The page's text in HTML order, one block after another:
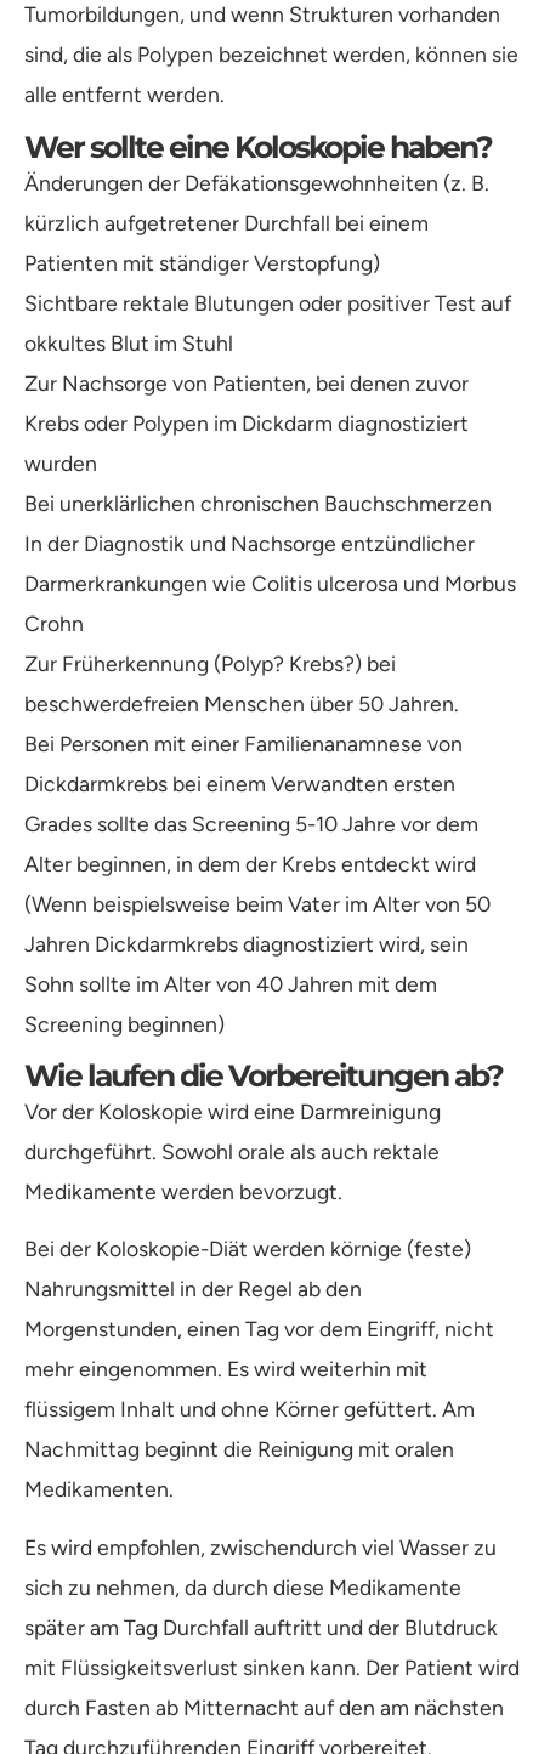
Tumorbildungen, und wenn Strukturen vorhanden
sind, die als Polypen bezeichnet werden, können sie
alle entfernt werden.
Wer sollte eine Koloskopie haben?
Änderungen der Defäkationsgewohnheiten (z. B.
kürzlich aufgetretener Durchfall bei einem
Patienten mit ständiger Verstopfung)
Sichtbare rektale Blutungen oder positiver Test auf
okkultes Blut im Stuhl
Zur Nachsorge von Patienten, bei denen zuvor
Krebs oder Polypen im Dickdarm diagnostiziert
wurden
Bei unerklärlichen chronischen Bauchschmerzen
In der Diagnostik und Nachsorge entzündlicher
Darmerkrankungen wie Colitis ulcerosa und Morbus
Crohn
Zur Früherkennung (Polyp? Krebs?) bei
beschwerdefreien Menschen über 50 Jahren.
Bei Personen mit einer Familienanamnese von
Dickdarmkrebs bei einem Verwandten ersten
Grades sollte das Screening 5-10 Jahre vor dem
Alter beginnen, in dem der Krebs entdeckt wird
(Wenn beispielsweise beim Vater im Alter von 50
Jahren Dickdarmkrebs diagnostiziert wird, sein
Sohn sollte im Alter von 40 Jahren mit dem
Screening beginnen)
Wie laufen die Vorbereitungen ab?
Vor der Koloskopie wird eine Darmreinigung
durchgeführt. Sowohl orale als auch rektale
Medikamente werden bevorzugt.
Bei der Koloskopie-Diät werden körnige (feste)
Nahrungsmittel in der Regel ab den
Morgenstunden, einen Tag vor dem Eingriff, nicht
mehr eingenommen. Es wird weiterhin mit
flüssigem Inhalt und ohne Körner gefüttert. Am
Nachmittag beginnt die Reinigung mit oralen
Medikamenten.
Es wird empfohlen, zwischendurch viel Wasser zu
sich zu nehmen, da durch diese Medikamente
später am Tag Durchfall auftritt und der Blutdruck
mit Flüssigkeitsverlust sinken kann. Der Patient wird
durch Fasten ab Mitternacht auf den am nächsten
Tag durchzuführenden Eingriff vorbereitet.